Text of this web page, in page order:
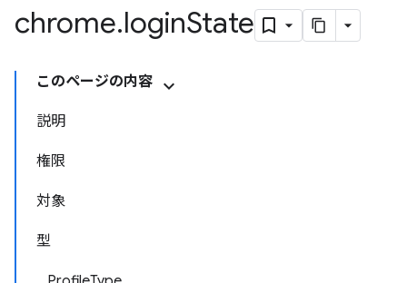
chrome.loginState
このページの内容
説明
権限
対象
型